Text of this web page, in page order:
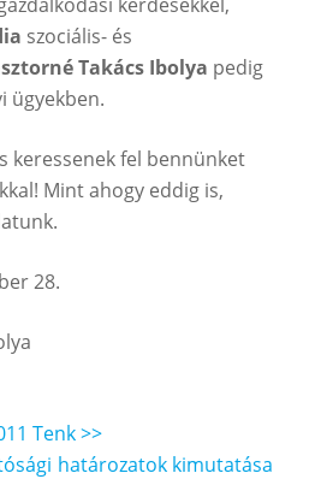
szociális- és
Takács Ibolya pedig
ügyekben.
keressenek fel bennünket
Mint ahogy eddig is,
28.
Tenk >>
határozatok kimutatása